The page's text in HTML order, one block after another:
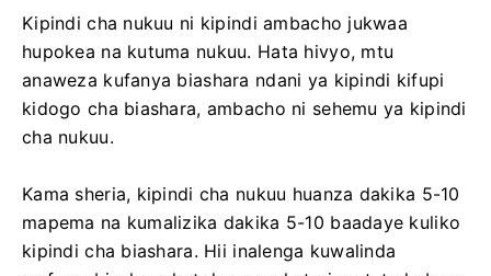
Kipindi cha nukuu ni kipindi ambacho jukwaa
hupokea na kutuma nukuu. Hata hivyo, mtu
anaweza kufanya biashara ndani ya kipindi kifupi
kidogo cha biashara, ambacho ni sehemu ya kipindi
cha nukuu.
Kama sheria, kipindi cha nukuu huanza dakika 5-10
mapema na kumalizika dakika 5-10 baadaye kuliko
kipindi cha biashara. Hii inalenga kuwalinda